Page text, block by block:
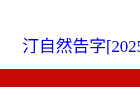
汀自然告字